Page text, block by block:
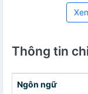
Thông tin
Ngôn ngữ